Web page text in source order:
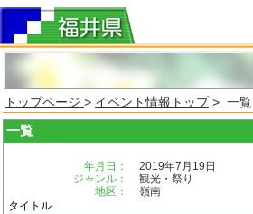
トップページ > イベント情報トップ> 一覧
一覧
年月日：
2019年7月19日
ジャンル：
観光・祭り
地区：
嶺南
タイトル